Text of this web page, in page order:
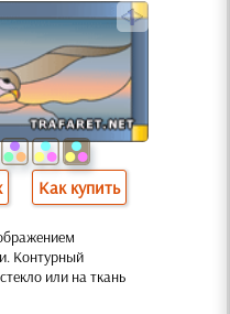
a
Как купить
Контурный
или на ткань